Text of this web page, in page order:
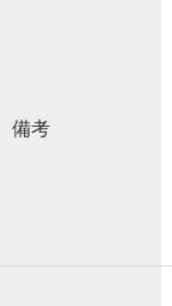
備考